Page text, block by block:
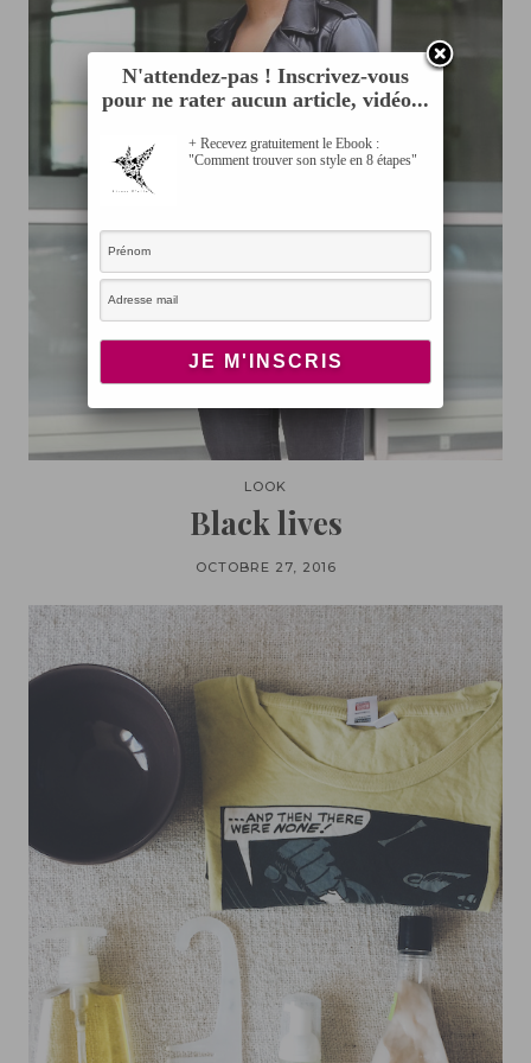
LOOK
Black lives
OCTOBRE 27, 2016
N'attendez-pas ! Inscrivez-vous
pour ne rater aucun article, vidéo...
+ Recevez gratuitement le Ebook :
"Comment trouver son style en 8 étapes"